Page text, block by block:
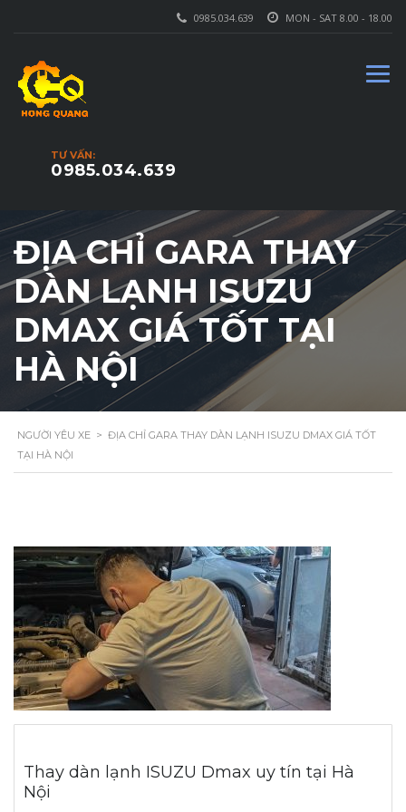
MON - SAT 8.00 - 18.00
0985.034.639
TƯ VẤN:
0985.034.639
ĐỊA CHỈ GARA THAY
DÀN LẠNH ISUZU
DMAX GIÁ TỐT TẠI
HÀ NỘI
NGƯỜI YÊU XE > ĐỊA CHỈ GARA THAY DÀN LẠNH ISUZU DMAX GIÁ TỐT
TẠI HÀ NỘI
Thay dàn lạnh ISUZU Dmax uy tín tại Hà
Nội